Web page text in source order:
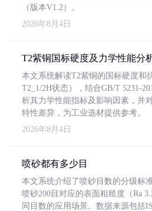
（版本V1.2）。
2026年8月4日
T2紫铜国标硬度及力学性能分
本文系统解读T2紫铜的国标硬度和
T2_1/2H状态），结合GB/T 5231-
析其力学性能指标及影响因素，并
特性差异，为工业选材提供参考。
2026年8月4日
喷砂都有多少目
本文系统介绍了喷砂目数的分级标
喷砂200目对应的表面粗糙度（Ra
同目数的应用场景。数据来源包括